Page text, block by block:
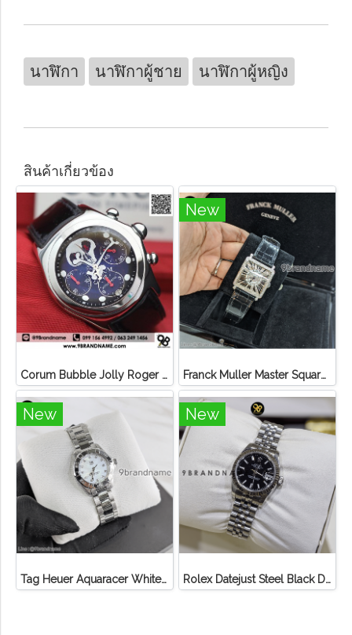
นาฬิกา นาฬิกาผู้ชาย นาฬิกาผู้หญิง
สินค้าเกี่ยวข้อง
Corum Bubble Jolly Roger Automatic 45mm Limited Edition
New
Franck Muller Master Square Steel Diamond After หน้าเพชรเข็มขัดเพชร
New
Tag Heuer Aquaracer White Pear Diamond Steel
New
Rolex Datejust Steel Black Dial Ladies Watch